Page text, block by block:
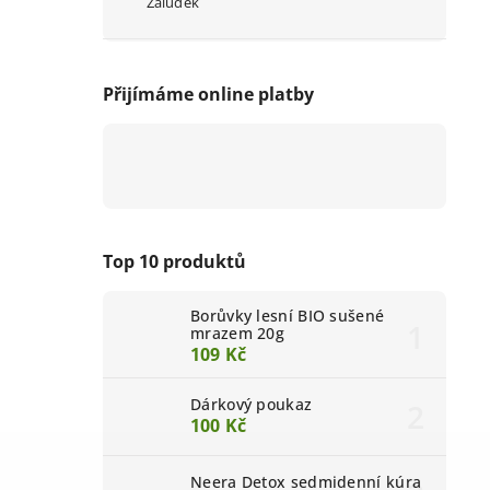
Přijímáme online platby
Top 10 produktů
Borůvky lesní BIO sušené
mrazem 20g
109 Kč
Dárkový poukaz
100 Kč
Neera Detox sedmidenní kúra